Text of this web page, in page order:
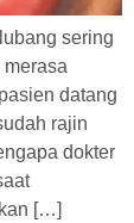
sering
datang
rajin
dokter
[…]